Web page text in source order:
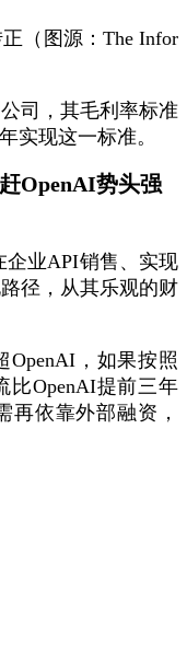
（图源：The Infor
司，其毛利率标准
实现这一标准。
OpenAI势头强
企业API销售、实现
径，从其乐观的财
OpenAI，如果按照
比OpenAI提前三年
再依靠外部融资，